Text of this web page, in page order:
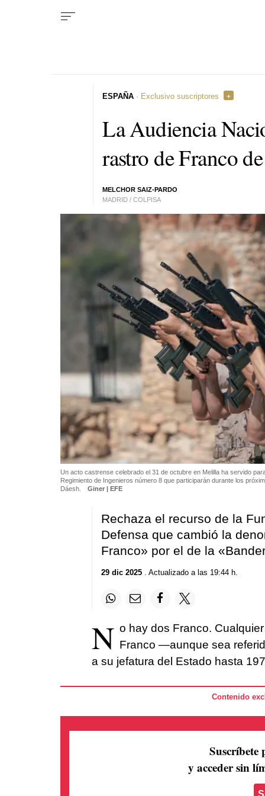
La Audiencia
rastro de Franco
MELCHOR SAIZ-PARDO
MADRID / COLPISA
ESPAÑA · Exclusivo suscriptores
Un acto castrense celebrado el 31 de octubre en Melilla ha servido
Regimiento de Ingenieros número 8 que participarán durante los
Dáesh.
Giner | EFE
Rechaza el recurso de la
Defensa que cambió la
Franco» por el de la
29 dic 2025. Actualizado a las 19:44 h.
N o hay dos Franco.
Franco —aunque sea
a su jefatura del Estado hasta
Contenido
Suscríbete
y acceder sin